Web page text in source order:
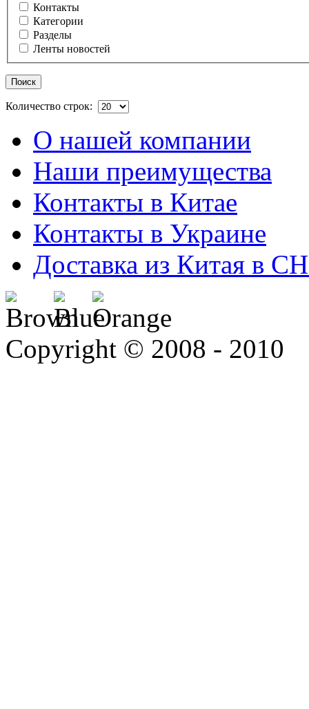
Контакты
Категории
Разделы
Ленты новостей
Поиск
Количество строк:
О нашей компании
Наши преимущества
Контакты в Китае
Контакты в Украине
Доставка из Китая в
Copyright © 2008 - 2010